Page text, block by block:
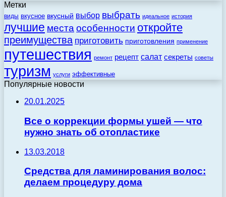
Метки
виды вкусное вкусный выбор выбрать идеальное история
лучшие местаособенности откройте
преимущества приготовить приготовления применение
путешествия ремонт рецепт салат секреты советы
туризм услуги эффективные
Популярные новости
20.01.2025
Все о коррекции формы ушей — что
нужно знать об отопластике
13.03.2018
Средства для ламинирования волос:
делаем процедуру дома